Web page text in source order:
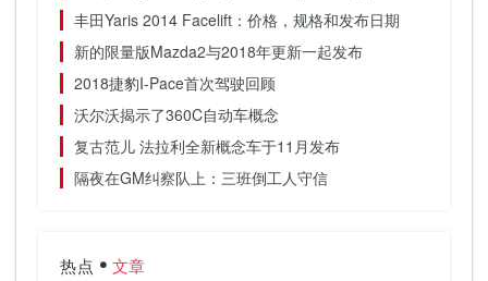
丰田Yaris 2014 Facelift：价格，规格和发布日期
新的限量版Mazda2与2018年更新一起发布
2018捷豹I-Pace首次驾驶回顾
沃尔沃揭示了360C自动车概念
复古范儿 法拉利全新概念车于11月发布
隔夜在GM纠察队上：三班倒工人守信
热点 文章